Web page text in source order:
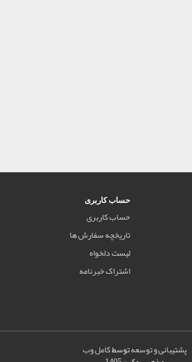
حساب کاربری
حساب کاربری
تاریخچه سفارش ها
لیست دلخواه
اشتراک خبرنامه
پشتیبانی و توسعهتوسطکامل وب